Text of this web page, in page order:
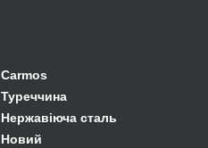
Carmos
Туреччина
Нержавіюча сталь
Новий